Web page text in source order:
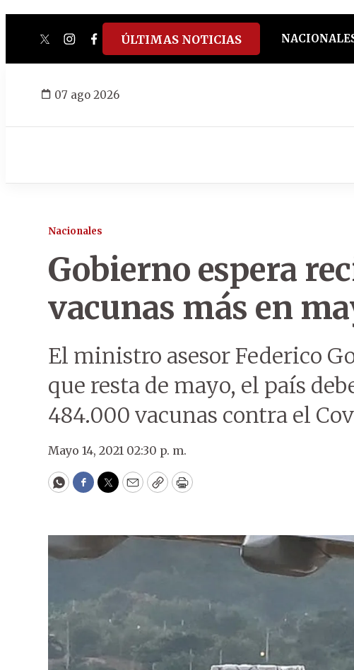
twitterinstagram
facebook
tiktokyoutube
spotify
ÚLTIMAS NOTICIAS
07 ago 2026
Nacionales
Gobierno espera
vacunas más en
El ministro asesor Federico
que resta de mayo, el país
484.000 vacunas contra el
Mayo 14, 2021 02:30 p. m.
WhatsApp
Facebook
Twitter
EmailCopyPrint